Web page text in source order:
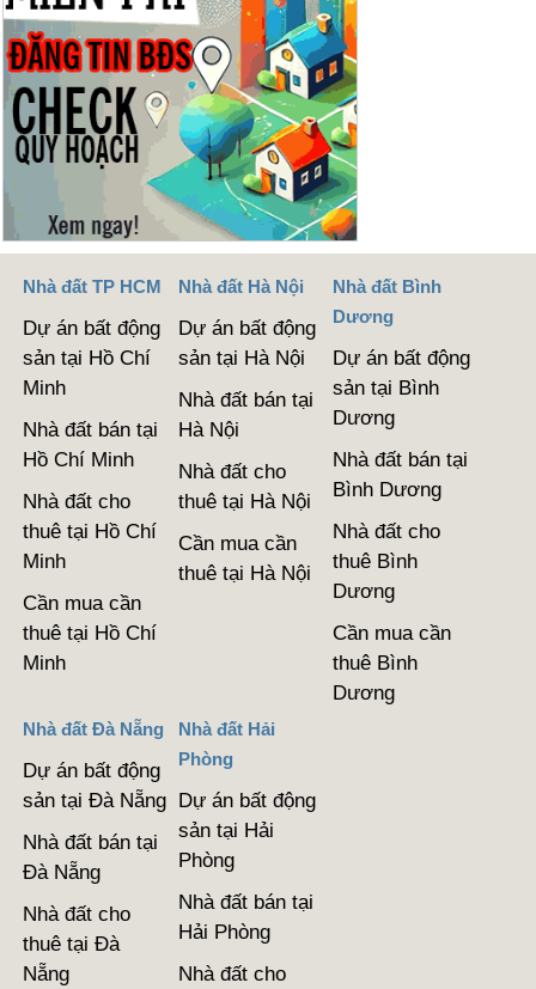
Nhà đất TP HCM
Dự án bất động
sản tại Hồ Chí
Minh
Nhà đất bán tại
Hồ Chí Minh
Nhà đất cho
thuê tại Hồ Chí
Minh
Cần mua cần
thuê tại Hồ Chí
Minh
Nhà đất Hà Nội
Dự án bất động
sản tại Hà Nội
Nhà đất bán tại
Hà Nội
Nhà đất cho
thuê tại Hà Nội
Cần mua cần
thuê tại Hà Nội
Nhà đất Bình
Dương
Dự án bất động
sản tại Bình
Dương
Nhà đất bán tại
Bình Dương
Nhà đất cho
thuê Bình
Dương
Cần mua cần
thuê Bình
Dương
Nhà đất Đà Nẵng
Dự án bất động
sản tại Đà Nẵng
Nhà đất bán tại
Đà Nẵng
Nhà đất cho
thuê tại Đà
Nẵng
Nhà đất Hải
Phòng
Dự án bất động
sản tại Hải
Phòng
Nhà đất bán tại
Hải Phòng
Nhà đất cho